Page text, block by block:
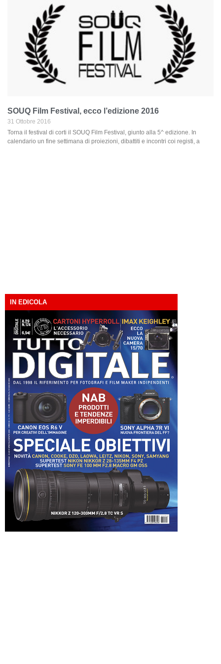
SOUQ Film Festival, ecco l’edizione 2016
31 Ottobre 2016
Torna il festival di corti il SOUQ Film Festival, giunto alla 5^ edizione. In
calendario un fine settimana di proiezioni, dibattiti e incontri coi registi, a
IN EDICOLA